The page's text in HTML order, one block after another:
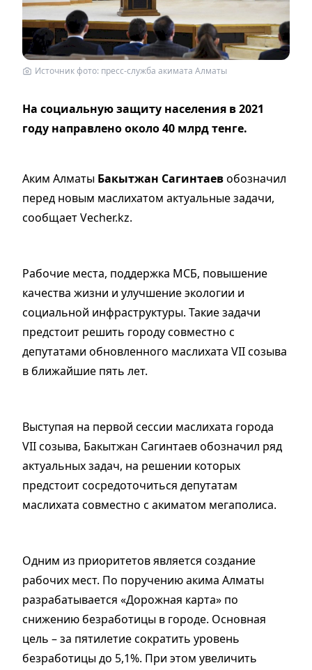
Источник фото: пресс-служба акимата Алматы
На социальную защиту населения в 2021
году направлено около 40 млрд тенге.
Аким Алматы Бакытжан Сагинтаевобозначил
перед новым маслихатом актуальные задачи,
сообщает Vecher.kz.
Рабочие места, поддержка МСБ, повышение
качества жизни и улучшение экологии и
социальной инфраструктуры. Такие задачи
предстоит решить городу совместно с
депутатами обновленного маслихата VII созыва
в ближайшие пять лет.
Выступая на первой сессии маслихата города
VII созыва, Бакытжан Сагинтаев обозначил ряд
актуальных задач, на решении которых
предстоит сосредоточиться депутатам
маслихата совместно с акиматом мегаполиса.
Одним из приоритетов является создание
рабочих мест. По поручению акима Алматы
разрабатывается «Дорожная карта» по
снижению безработицы в городе. Основная
цель – за пятилетие сократить уровень
безработицы до 5,1%. При этом увеличить